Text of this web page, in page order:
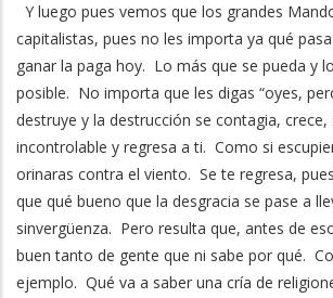
Y luego pues vemos que los grandes
capitalistas, pues no les importa ya qué
ganar la paga hoy. Lo más que se pueda y
posible. No importa que les digas “oyes,
destruye y la destrucción se contagia, crece,
incontrolable y regresa a ti. Como si
orinaras contra el viento. Se te regresa,
que qué bueno que la desgracia se pase a
sinvergüenza. Pero resulta que, antes de
buen tanto de gente que ni sabe por qué.
ejemplo. Qué va a saber una cría de